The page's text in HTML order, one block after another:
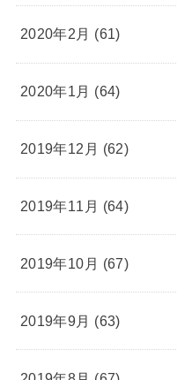
2020年2月 (61)
2020年1月 (64)
2019年12月 (62)
2019年11月 (64)
2019年10月 (67)
2019年9月 (63)